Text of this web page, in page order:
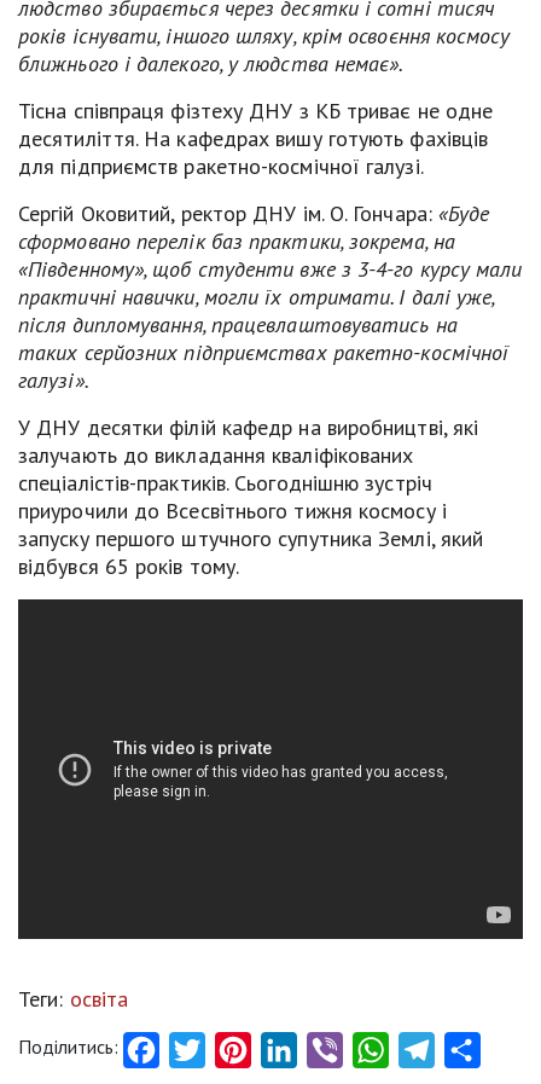
людство збирається через десятки і сотні тисяч
років існувати, іншого шляху, крім освоєння космосу
ближнього і далекого, у людства немає».
Тісна співпраця фізтеху ДНУ з КБ триває не одне
десятиліття. На кафедрах вишу готують фахівців
для підприємств ракетно-космічної галузі.
Сергій Оковитий, ректор ДНУ ім. О. Гончара: «Буде
сформовано перелік баз практики, зокрема, на
«Південному», щоб студенти вже з 3-4-го курсу мали
практичні навички, могли їх отримати. І далі уже,
після дипломування, працевлаштовуватись на
таких серйозних підприємствах ракетно-космічної
галузі».
У ДНУ десятки філій кафедр на виробництві, які
залучають до викладання кваліфікованих
спеціалістів-практиків. Сьогоднішню зустріч
приурочили до Всесвітнього тижня космосу і
запуску першого штучного супутника Землі, який
відбувся 65 років тому.
Теги: освіта
Поділитись: FacebookTwitter PinterestLinkedInViber WhatsAppTelegram